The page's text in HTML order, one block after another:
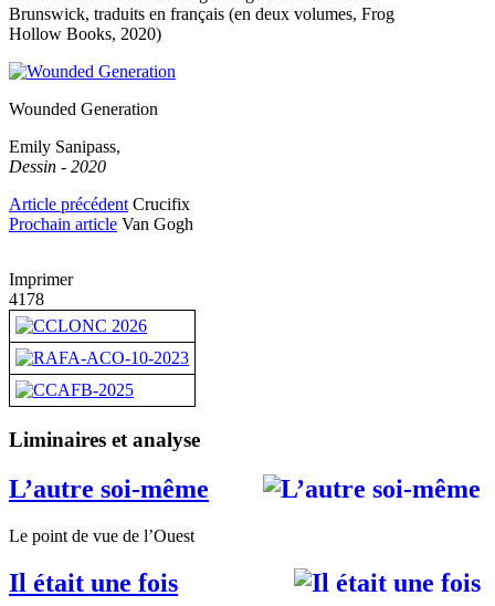
Brunswick, traduits en français (en deux volumes, Frog
Hollow Books, 2020)
Wounded Generation
Emily Sanipass,
Dessin - 2020
Article précédent Crucifix
Prochain article Van Gogh
Imprimer
4178
Liminaires et analyse
L’autre soi-même
Le point de vue de l’Ouest
Il était une fois